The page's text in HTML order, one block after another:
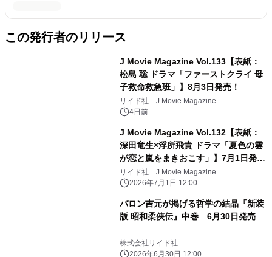
この発行者のリリース
J Movie Magazine Vol.133【表紙：
松島 聡 ドラマ「ファーストクライ 母
子救命救急班」】8月3日発売！
リイド社 J Movie Magazine
4日前
J Movie Magazine Vol.132【表紙：
深田竜生×浮所飛貴 ドラマ「夏色の雲
が恋と嵐をまきおこす」】7月1日発
売！
リイド社 J Movie Magazine
2026年7月1日 12:00
バロン吉元が掲げる哲学の結晶『新装
版 昭和柔俠伝』中巻 6月30日発売
株式会社リイド社
2026年6月30日 12:00